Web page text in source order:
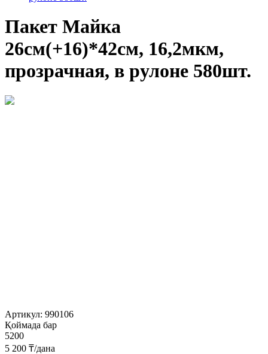
Пакет Майка
26см(+16)*42см, 16,2мкм,
прозрачная, в рулоне 580шт.
Артикул: 990106
Қоймада бар
5200
5 200 ₸/дана